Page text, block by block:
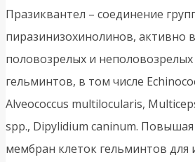
Празиквантел – соединение
пиразинизохинолинов, активно
половозрелых и
гельминтов, в том числе
Alveococcus multilocularis,
spp., Dipylidium caninum.
мембран клеток гельминтов для